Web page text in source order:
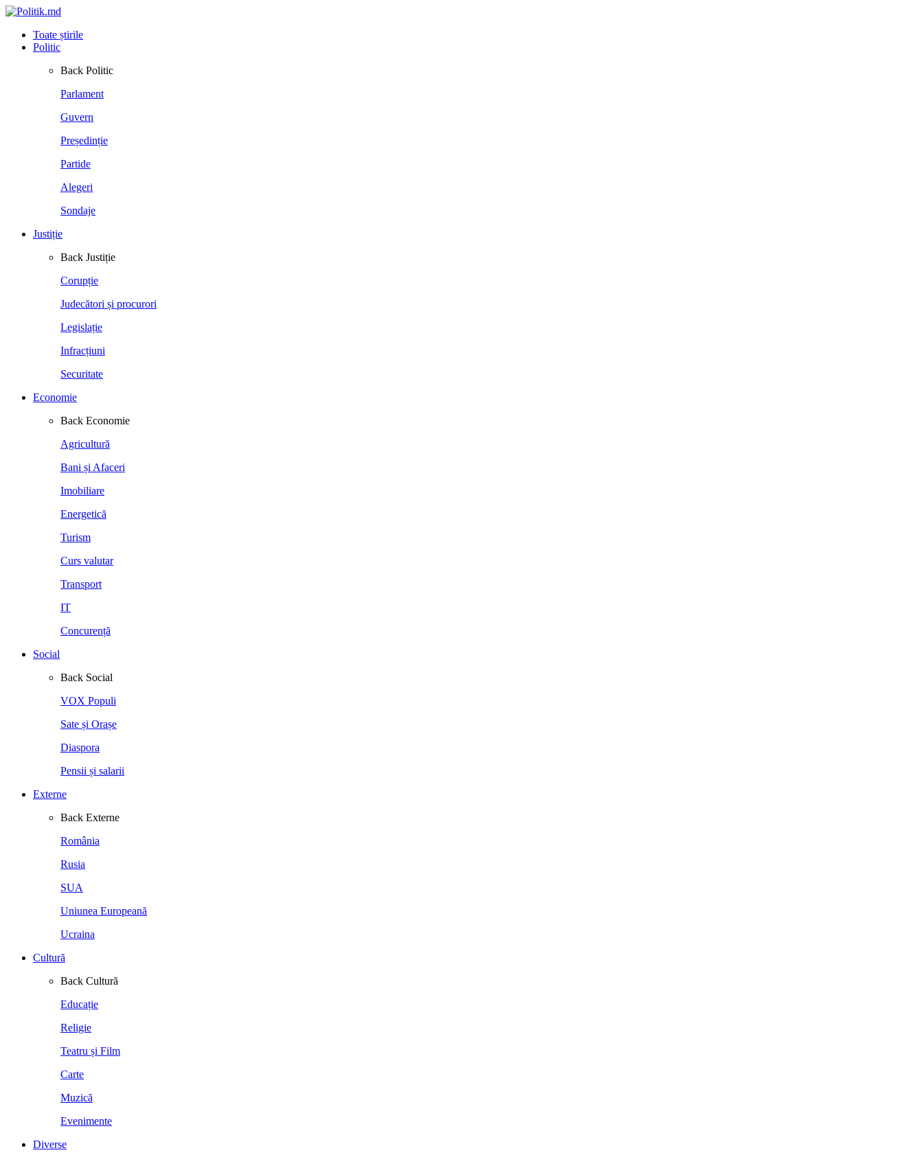
Toate știrile
Politic
Back Politic
Parlament
Guvern
Președinție
Partide
Alegeri
Sondaje
Justiție
Back Justiție
Corupție
Judecători și procurori
Legislație
Infracțiuni
Securitate
Economie
Back Economie
Agricultură
Bani și Afaceri
Imobiliare
Energetică
Turism
Curs valutar
Transport
IT
Concurență
Social
Back Social
VOX Populi
Sate și Orașe
Diaspora
Pensii și salarii
Externe
Back Externe
România
Rusia
SUA
Uniunea Europeană
Ucraina
Cultură
Back Cultură
Educație
Religie
Teatru și Film
Carte
Muzică
Evenimente
Diverse